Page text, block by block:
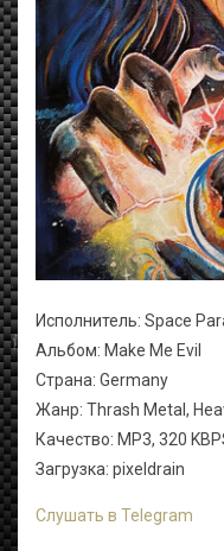
Исполнитель: Space
Альбом: Make Me Evil
Страна: Germany
Жанр: Thrash Metal,
Качество: MP3, 320
Загрузка: pixeldrain
Слушать в Telegram